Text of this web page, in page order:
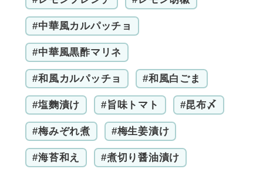
#中華風カルパッチョ
#中華風黒酢マリネ
#和風カルパッチョ #和風白ごま
#塩麴漬け #旨味トマト #昆布〆
#梅みぞれ煮 #梅生姜漬け
#海苔和え #煮切り醤油漬け